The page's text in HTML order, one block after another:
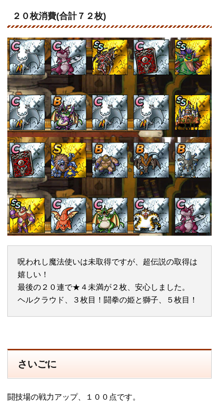
２０枚消費(合計７２枚)
呪われし魔法使いは未取得ですが、超伝説の取得は
嬉しい！
最後の２０連で★４未満が２枚、安心しました。
ヘルクラウド、３枚目！闘拳の姫と獅子、５枚目！
さいごに
闘技場の戦力アップ、１００点です。